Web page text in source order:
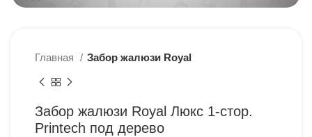
Главная Забор жалюзи Royal
Забор жалюзи Royal Люкс 1-стор.
Printech под дерево